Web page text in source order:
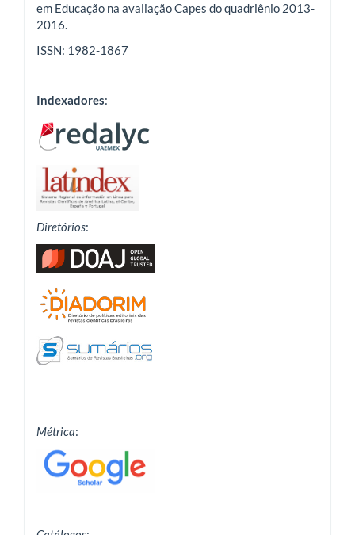
em Educação na avaliação Capes do quadriênio 2013-
2016.
ISSN: 1982-1867
Indexadores:
Diretórios:
Métrica: